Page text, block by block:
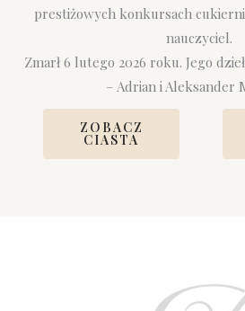
prestiżowych konkursach
nauczyciel.
Zmarł 6 lutego 2026 roku. Jego
– Adrian i Aleksander
ZOBACZ
CIASTA